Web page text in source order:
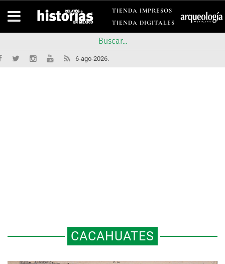
TIENDA IMPRESOS
TIENDA DIGITALES
6-ago-2026.
CACAHUATES